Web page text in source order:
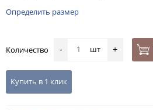
Определить размер
Количество - шт +
Купить в 1 клик